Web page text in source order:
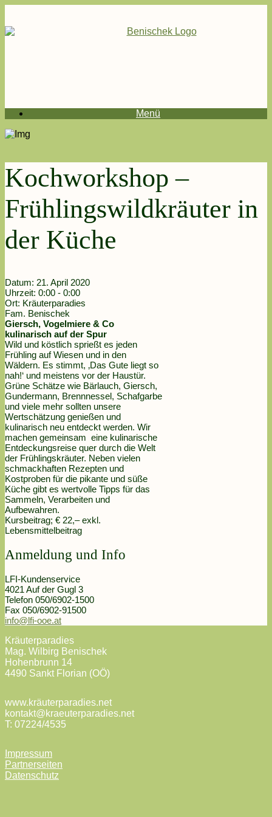
Menü
Kochworkshop –
Frühlingswildkräuter in
der Küche
Datum: 21. April 2020
Uhrzeit: 0:00 - 0:00
Ort: Kräuterparadies
Fam. Benischek
Giersch, Vogelmiere & Co
kulinarisch auf der Spur
Wild und köstlich sprießt es jeden
Frühling auf Wiesen und in den
Wäldern. Es stimmt, ‚Das Gute liegt so
nah!‘ und meistens vor der Haustür.
Grüne Schätze wie Bärlauch, Giersch,
Gundermann, Brennnessel, Schafgarbe
und viele mehr sollten unsere
Wertschätzung genießen und
kulinarisch neu entdeckt werden. Wir
machen gemeinsam eine kulinarische
Entdeckungsreise quer durch die Welt
der Frühlingskräuter. Neben vielen
schmackhaften Rezepten und
Kostproben für die pikante und süße
Küche gibt es wertvolle Tipps für das
Sammeln, Verarbeiten und
Aufbewahren.
Kursbeitrag; € 22,– exkl.
Lebensmittelbeitrag
Anmeldung und Info
LFI-Kundenservice
4021 Auf der Gugl 3
Telefon 050/6902-1500
Fax 050/6902-91500
info@lfi-ooe.at
Kräuterparadies
Mag. Wilbirg Benischek
Hohenbrunn 14
4490 Sankt Florian (OÖ)
www.kräuterparadies.net
kontakt@kraeuterparadies.net
T: 07224/4535
Impressum
Partnerseiten
Datenschutz